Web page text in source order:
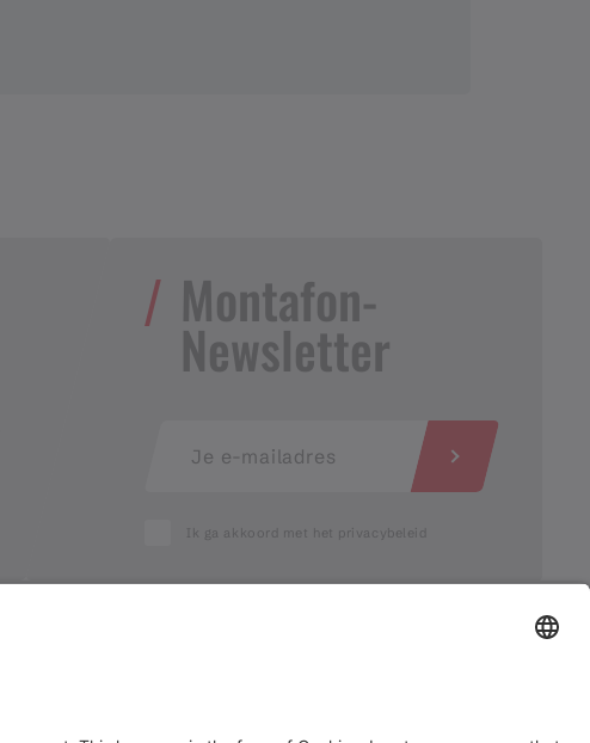
Montafon-
Newsletter
Ik ga akkoord met het privacybeleid